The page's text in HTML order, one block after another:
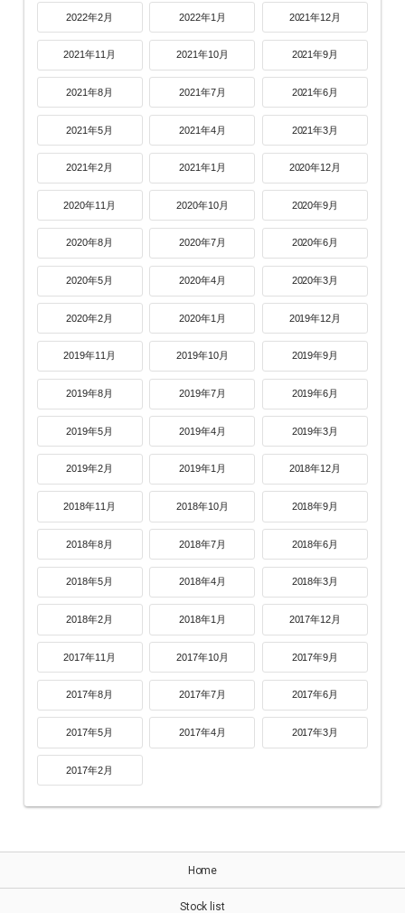
2022年2月 2022年1月 2021年12月
2021年11月 2021年10月 2021年9月
2021年8月 2021年7月 2021年6月
2021年5月 2021年4月 2021年3月
2021年2月 2021年1月 2020年12月
2020年11月 2020年10月 2020年9月
2020年8月 2020年7月 2020年6月
2020年5月 2020年4月 2020年3月
2020年2月 2020年1月 2019年12月
2019年11月 2019年10月 2019年9月
2019年8月 2019年7月 2019年6月
2019年5月 2019年4月 2019年3月
2019年2月 2019年1月 2018年12月
2018年11月 2018年10月 2018年9月
2018年8月 2018年7月 2018年6月
2018年5月 2018年4月 2018年3月
2018年2月 2018年1月 2017年12月
2017年11月 2017年10月 2017年9月
2017年8月 2017年7月 2017年6月
2017年5月 2017年4月 2017年3月
2017年2月
Home
Stock list